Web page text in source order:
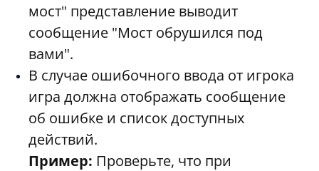
мост" представление выводит
сообщение "Мост обрушился под
вами".
В случае ошибочного ввода от игрока
игра должна отображать сообщение
об ошибке и список доступных
действий.
Пример: Проверьте, что при